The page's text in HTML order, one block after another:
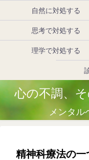
心の不調、
メンタル
自然に対処する
思考で対処する
理学で対処する
精神科療法の